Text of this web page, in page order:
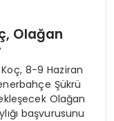
Olağan
8-9 Haziran
Şükrü
Olağan
başvurusunu